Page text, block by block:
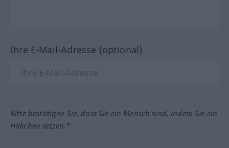
Ihre E-Mail-Adresse (optional)
Bitte bestätigen Sie, dass Sie ein Mensch sind, indem Sie ein
Häkchen setzen.*